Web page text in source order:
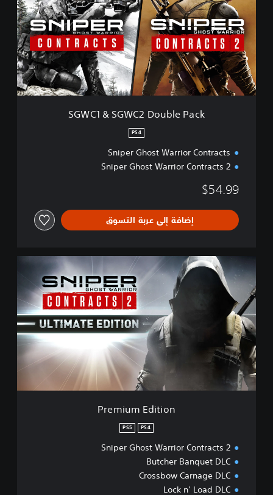
2
D
SGWC1 & SGWC2 Double Pack
PS4
Sniper Ghost Warrior Contracts
Sniper Ghost Warrior Contracts 2
$54.99
إضافة إلى عربة التسوق
r
e
m
u
m
E
d
i
t
i
Premium Edition
PS4
PS5
Sniper Ghost Warrior Contracts 2
Butcher Banquet DLC
Crossbow Carnage DLC
Lock n’ Load DLC